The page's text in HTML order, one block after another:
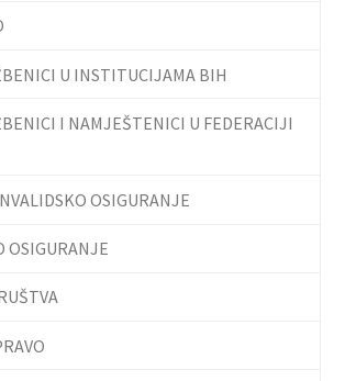
U INSTITUCIJAMA BIH
I NAMJEŠTENICI U FEDERACIJI
OSIGURANJE
OSIGURANJE